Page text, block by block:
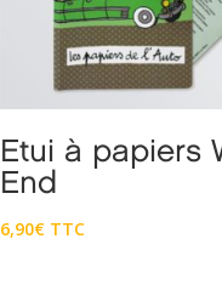
Etui à papiers
End
6,90€ TTC